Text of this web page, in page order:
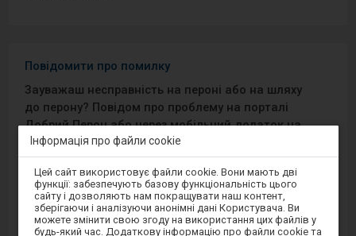
Повідомити про помилку
Зауважаш несправність на пероні або на шляху
до перону? Повідом про проблему на порталі
Добрий Перон або через мобільний додаток на
Android/iOS.
Sprawny Peron
Google Play
Інформація про файли cookie
Увага,
ви
перебуваєте
модальному
вікні.
Цей сайт використовує файли cookie. Вони мають дві
функції: забезпечують базову функціональність цього
сайту і дозволяють нам покращувати наш контент,
зберігаючи і аналізуючи анонімні дані Користувача. Ви
можете змінити свою згоду на використання цих файлів у
будь-який час. Додаткову інформацію про файли cookie та